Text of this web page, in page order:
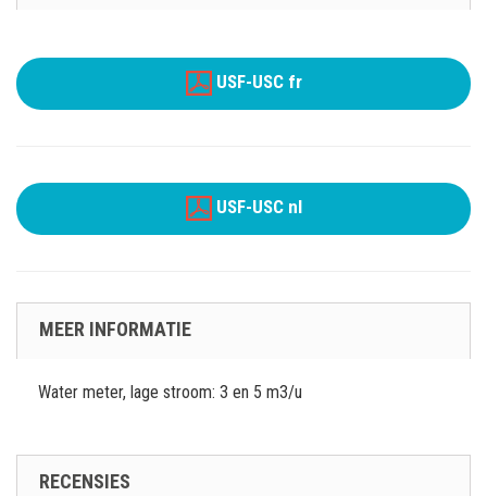
USF-USC fr
USF-USC nl
MEER INFORMATIE
Water meter, lage stroom: 3 en 5 m3/u
RECENSIES